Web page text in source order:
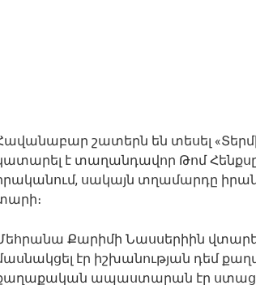
շատերն են տեսել
է տաղանդավոր Թոմ
սակայն տղամարդը
Քարիմի Նասսերիին
էր իշխանության դեմ
ապաստարան էր ստացել